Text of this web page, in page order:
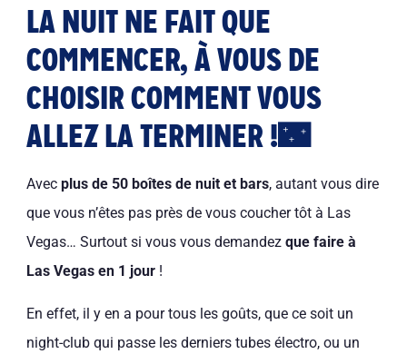
LA NUIT NE FAIT QUE
COMMENCER, À VOUS DE
CHOISIR COMMENT VOUS
ALLEZ LA TERMINER !🌃
Avec plus de 50 boîtes de nuit et bars, autant vous dire
que vous n’êtes pas près de vous coucher tôt à Las
Vegas… Surtout si vous vous demandez que faire à
Las Vegas en 1 jour!
En effet, il y en a pour tous les goûts, que ce soit un
night-club qui passe les derniers tubes électro, ou un